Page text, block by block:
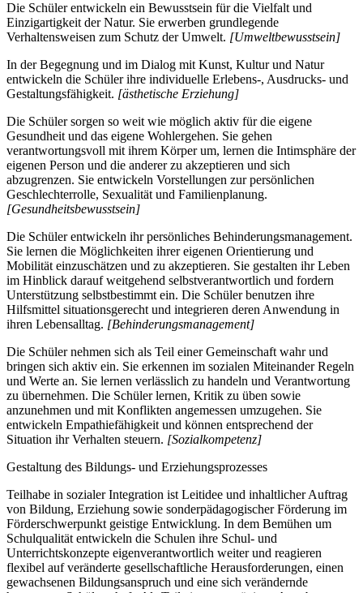
Die Schüler entwickeln ein Bewusstsein für die Vielfalt und
Einzigartigkeit der Natur. Sie erwerben grundlegende
Verhaltensweisen zum Schutz der Umwelt. [Umweltbewusstsein]
In der Begegnung und im Dialog mit Kunst, Kultur und Natur
entwickeln die Schüler ihre individuelle Erlebens-, Ausdrucks- und
Gestaltungsfähigkeit. [ästhetische Erziehung]
Die Schüler sorgen so weit wie möglich aktiv für die eigene
Gesundheit und das eigene Wohlergehen. Sie gehen
verantwortungsvoll mit ihrem Körper um, lernen die Intimsphäre der
eigenen Person und die anderer zu akzeptieren und sich
abzugrenzen. Sie entwickeln Vorstellungen zur persönlichen
Geschlechterrolle, Sexualität und Familienplanung.
[Gesundheitsbewusstsein]
Die Schüler entwickeln ihr persönliches Behinderungsmanagement.
Sie lernen die Möglichkeiten ihrer eigenen Orientierung und
Mobilität einzuschätzen und zu akzeptieren. Sie gestalten ihr Leben
im Hinblick darauf weitgehend selbstverantwortlich und fordern
Unterstützung selbstbestimmt ein. Die Schüler benutzen ihre
Hilfsmittel situationsgerecht und integrieren deren Anwendung in
ihren Lebensalltag. [Behinderungsmanagement]
Die Schüler nehmen sich als Teil einer Gemeinschaft wahr und
bringen sich aktiv ein. Sie erkennen im sozialen Miteinander Regeln
und Werte an. Sie lernen verlässlich zu handeln und Verantwortung
zu übernehmen. Die Schüler lernen, Kritik zu üben sowie
anzunehmen und mit Konflikten angemessen umzugehen. Sie
entwickeln Empathiefähigkeit und können entsprechend der
Situation ihr Verhalten steuern. [Sozialkompetenz]
Gestaltung des Bildungs- und Erziehungsprozesses
Teilhabe in sozialer Integration ist Leitidee und inhaltlicher Auftrag
von Bildung, Erziehung sowie sonderpädagogischer Förderung im
Förderschwerpunkt geistige Entwicklung. In dem Bemühen um
Schulqualität entwickeln die Schulen ihre Schul- und
Unterrichtskonzepte eigenverantwortlich weiter und reagieren
flexibel auf veränderte gesellschaftliche Herausforderungen, einen
gewachsenen Bildungsanspruch und eine sich verändernde